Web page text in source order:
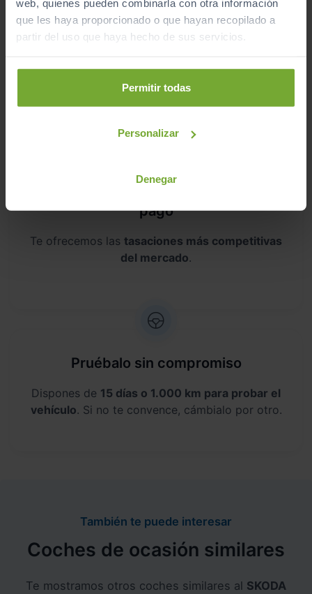
web, quienes pueden combinarla con otra información
que les haya proporcionado o que hayan recopilado a
partir del uso que haya hecho de sus servicios.
Permitir todas
Personalizar
Denegar
de lo que crees, lo tendrás en tus manos.
Aceptamos tu coche como parte del
pago
Te ofrecemos las tasaciones más competitivas
del mercado.
Pruébalo sin compromiso
Dispones de 15 días o 1.000 km para probar el
vehículo. Si no te convence, cámbialo por otro.
También te puede interesar
Coches de ocasión similares
Te mostramos otros coches similares al SKODA